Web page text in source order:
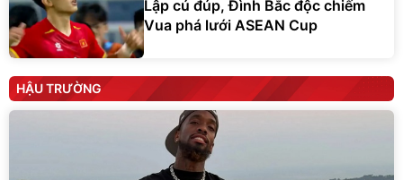
Lập cú đúp, Đình Bắc độc chiếm
Vua phá lưới ASEAN Cup
HẬU TRƯỜNG